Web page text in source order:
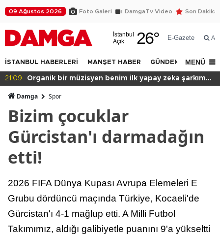
09 Ağustos 2026 Foto Galeri DamgaTv Video Son Dakika
İstanbul
Açık
26° E-Gazete Ara
İSTANBUL HABERLERİ MANŞET HABER GÜNDEM DÜNYA
MENÜ
20:49 Başkan var binası yok!
Damga Spor
Bizim çocuklar
Gürcistan'ı darmadağın
etti!
2026 FIFA Dünya Kupası Avrupa Elemeleri E
Grubu dördüncü maçında Türkiye, Kocaeli'de
Gürcistan'ı 4-1 mağlup etti. A Milli Futbol
Takımımız, aldığı galibiyetle puanını 9'a yükseltti